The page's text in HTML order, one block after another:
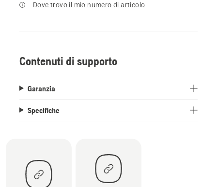
Dove trovo il mio numero di articolo
Contenuti di supporto
Garanzia
Specifiche